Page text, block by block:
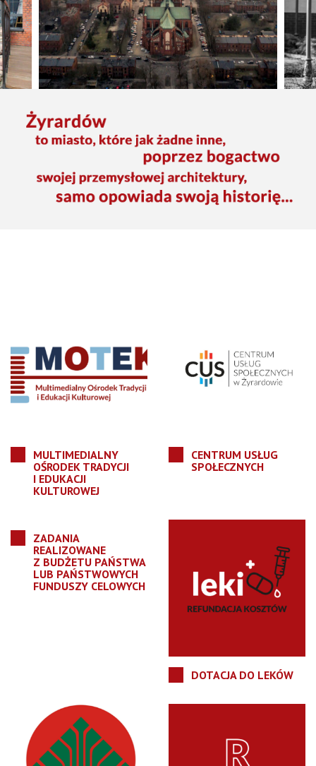
MULTIMEDIALNY
OŚRODEK TRADYCJI
I EDUKACJI
KULTUROWEJ
CENTRUM USŁUG
SPOŁECZNYCH
ZADANIA
REALIZOWANE
Z BUDŻETU PAŃSTWA
LUB PAŃSTWOWYCH
FUNDUSZY CELOWYCH
DOTACJA DO LEKÓW